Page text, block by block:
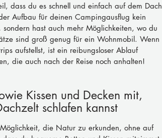
dass du es schnell und einfach auf dem Dach
Aufbau für deinen Campingausflug kein
hast auch mehr Möglichkeiten, wo du
sind groß genug für ein Wohnmobil. Wenn
aufstellst, ist ein reibungsloser Ablauf
die auch nach der Reise noch anhalten!
Kissen und Decken mit,
schlafen kannst
die Natur zu erkunden, ohne auf